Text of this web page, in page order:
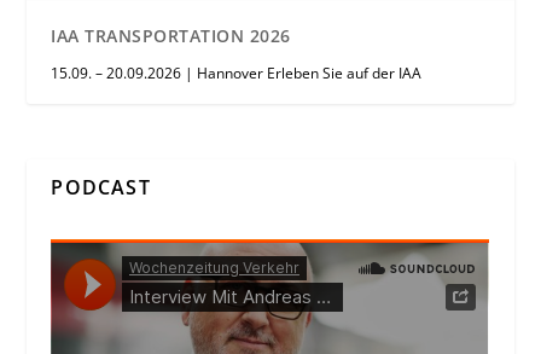
IAA TRANSPORTATION 2026
15.09. – 20.09.2026 | Hannover Erleben Sie auf der IAA
PODCAST